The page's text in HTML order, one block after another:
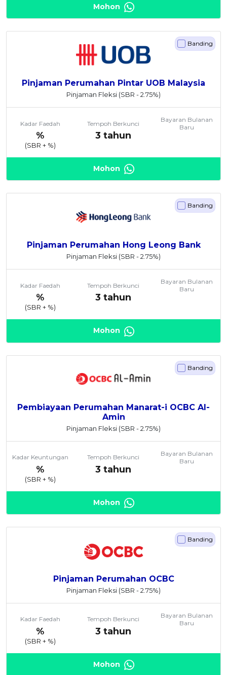
Mohon
Pinjaman Perumahan Pintar UOB Malaysia
Pinjaman Fleksi (SBR - 2.75%)
Kadar Faedah
%
(SBR + %)
Tempoh Berkunci
3 tahun
Bayaran Bulanan
Baru
Banding
Mohon
Pinjaman Perumahan Hong Leong Bank
Pinjaman Fleksi (SBR - 2.75%)
Kadar Faedah
%
(SBR + %)
Tempoh Berkunci
3 tahun
Bayaran Bulanan
Baru
Banding
Mohon
Pembiayaan Perumahan Manarat-i OCBC Al-
Amin
Pinjaman Fleksi (SBR - 2.75%)
Kadar Keuntungan
%
(SBR + %)
Tempoh Berkunci
3 tahun
Bayaran Bulanan
Baru
Banding
Mohon
Pinjaman Perumahan OCBC
Pinjaman Fleksi (SBR - 2.75%)
Kadar Faedah
%
(SBR + %)
Tempoh Berkunci
3 tahun
Bayaran Bulanan
Baru
Banding
Mohon